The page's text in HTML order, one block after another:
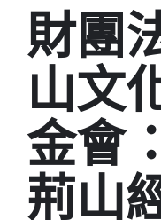
財團
山文
金會
荊山